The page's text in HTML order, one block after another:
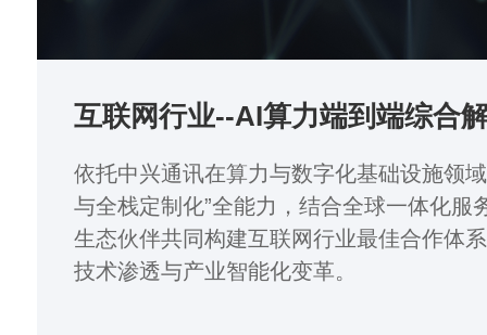
互联网行业--AI算力端到端综合
依托中兴通讯在算力与数字化基础设施领
与全栈定制化”全能力，结合全球一体化服
生态伙伴共同构建互联网行业最佳合作体
技术渗透与产业智能化变革。